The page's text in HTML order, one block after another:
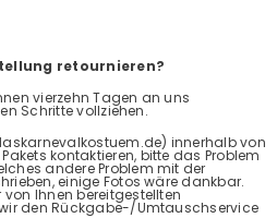
retournieren?
vierzehn Tagen an uns
Schritte vollziehen.
innerhalb von
kontaktieren, bitte das Problem
andere Problem mit der
einige Fotos wäre dankbar.
Ihnen bereitgestellten
den Rückgabe-/Umtauschservice